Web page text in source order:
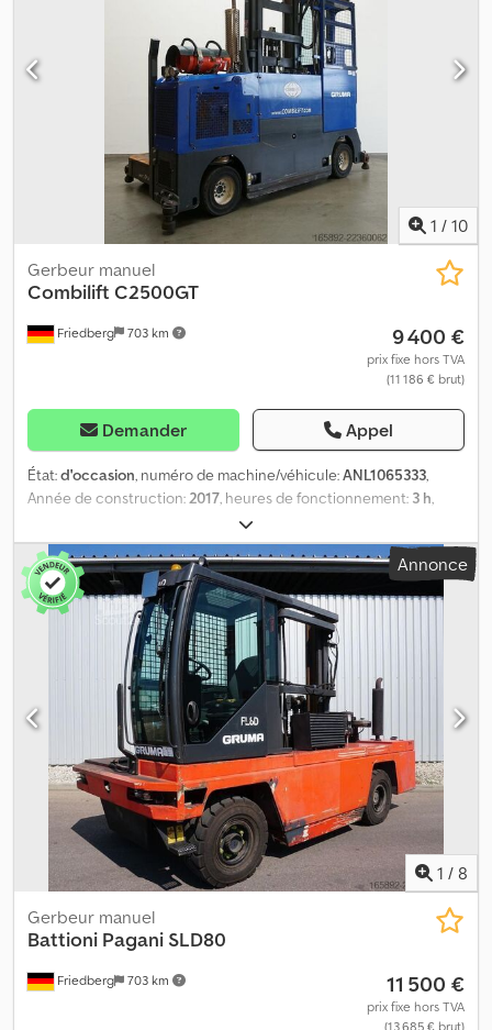
, - Véhicule : hydraulique auxiliaire simple - Mât :
hydraulique auxiliaire simple - Autre équipement : fourche à
hauteur réglable - Cabine intégrale avec portes coulissantes
Dksdpfey Di Ifex Ahysr - Chauffage - 2 x projecteurs de travail
avant - Système d’éclairage avec feux de position et de route,
feux stop et clignotants - Gyrophare - Signal sonore de marche
arrière - Largeur de table : 1400 mm - Rétroviseur intérieur - Siège
conducteur standard (similicuir) - Pédale unique - Commande à
levier unique - LSP 0.7 Réf. : ANL1061213
1 / 10
Friedberg 703 km
Gerbeur manuel
Combilift C2500GT
9 400 €
prix fixe hors TVA
(11 186 € brut)
Demander Appel
État:d'occasion, numéro de machine/véhicule:ANL1065333,
Année de construction:2017, heures de fonctionnement: 3 h,
, hauteur de levage:
libre:2 850 mm, centre de gravité de la charge:600 mm, type de
mât:Simplex, largeur du tablier de fourche:1 350 mm, longueur
des fourches:1 200 mm, poids à vide:8 410 kg, hauteur totale:
3 950 mm
, longueur totale:3 610 mm, largeur totale:
gaz de pétrole liquéfié (GPL)
, - Véhicule : Hydraulique
auxiliaire simple Dodpezmn U Tjfx Ahyokr - Mât : Hydraulique
auxiliaire simple - Châssis acier - Support de bouteille - 3 x
projecteurs LED de travail à l’avant - 2 x projecteurs LED de recul
à l’arrière - Gyrophare - Signal sonore de marche arrière - Spot
arrière : BlueSpot - Largeur de table : 1450 mm - Commande à une
pédale - Commande par joystick - Hauteur des rouleaux d’entrée :
250 mm - LSP 0.6 Réf : ANL1065333
Annonce
1 / 8
Friedberg 703 km
Gerbeur manuel
Battioni Pagani SLD80
11 500 €
prix fixe hors TVA
(13 685 € brut)